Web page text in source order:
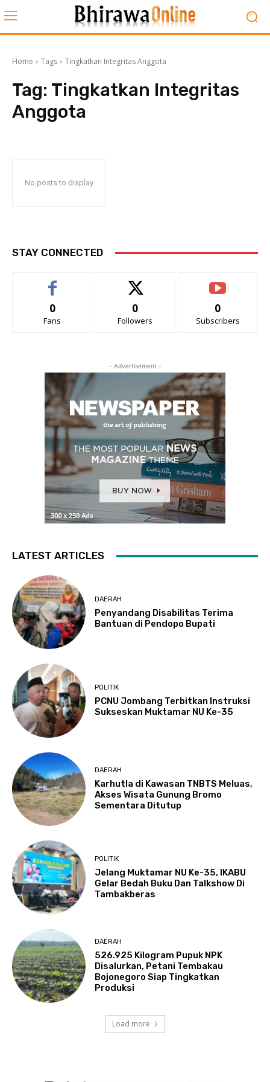
Home Tags Tingkatkan Integritas Anggota
Tag: Tingkatkan Integritas
Anggota
No posts to display
STAY CONNECTED
0
Fans
0
Followers
0
Subscribers
- Advertisement -
LATEST ARTICLES
DAERAH
Penyandang Disabilitas Terima
Bantuan di Pendopo Bupati
POLITIK
PCNU Jombang Terbitkan Instruksi
Sukseskan Muktamar NU Ke-35
DAERAH
Karhutla di Kawasan TNBTS Meluas,
Akses Wisata Gunung Bromo
Sementara Ditutup
POLITIK
Jelang Muktamar NU Ke-35, IKABU
Gelar Bedah Buku Dan Talkshow Di
Tambakberas
DAERAH
526.925 Kilogram Pupuk NPK
Disalurkan, Petani Tembakau
Bojonegoro Siap Tingkatkan
Produksi
Load more